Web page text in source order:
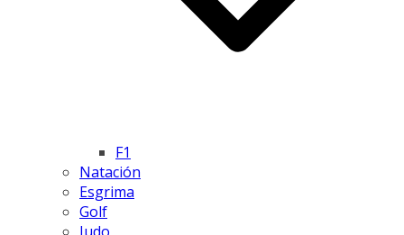
F1
Natación
Esgrima
Golf